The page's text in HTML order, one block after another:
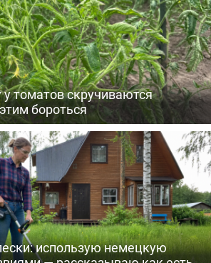
томатов скручиваются
бороться
использую немецкую